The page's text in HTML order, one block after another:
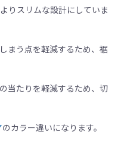
りスリムな設計にしていま
まう点を軽減するため、裾
当たりを軽減するため、切
のカラー違いになります。